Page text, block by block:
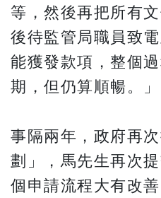
等，然後再把所有
後待監管局職員致
能獲發款項，整個
期，但仍算順暢。」
事隔兩年，政府再
劃」，馬先生再次
個申請流程大有改